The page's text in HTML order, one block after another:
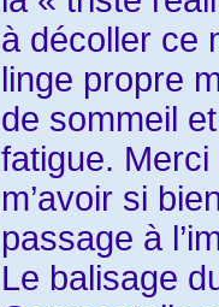
à décoller ce
linge propre
de sommeil
fatigue.
m’avoir si
passage à
Le balisage